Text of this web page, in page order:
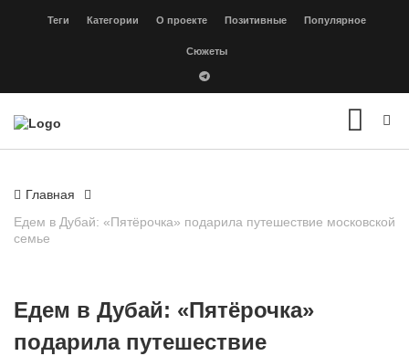
Теги Категории О проекте Позитивные Популярное
Сюжеты
Главная
Едем в Дубай: «Пятёрочка» подарила путешествие московской
семье
Едем в Дубай: «Пятёрочка»
подарила путешествие